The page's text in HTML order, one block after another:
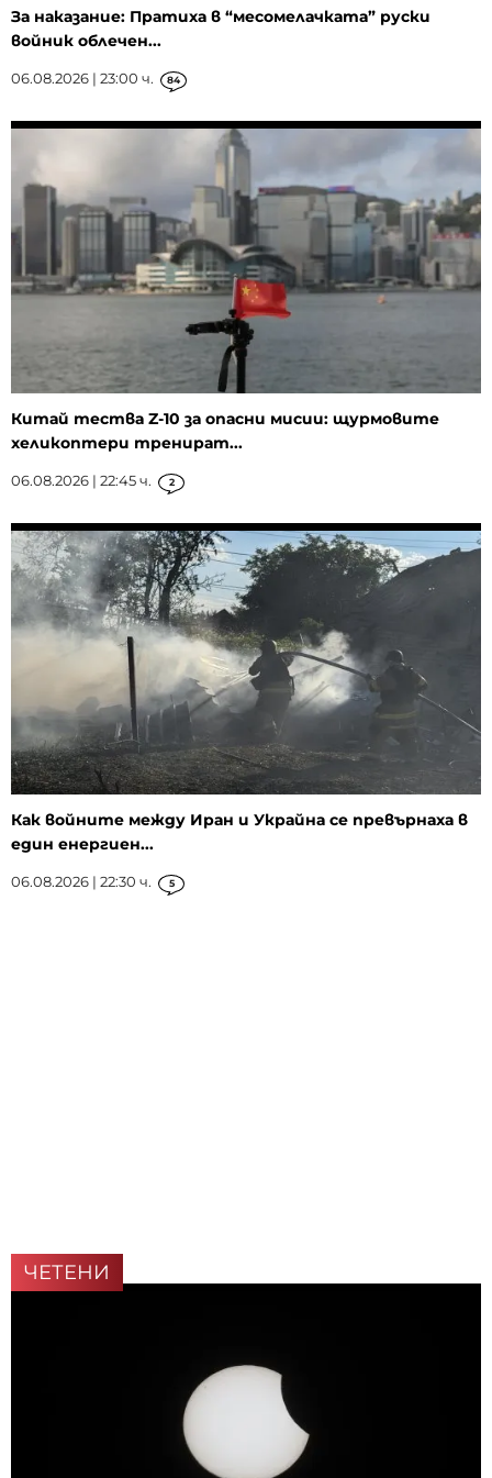
За наказание: Пратиха в “месомелачката” руски
войник облечен...
06.08.2026 | 23:00 ч. 84
Китай тества Z-10 за опасни мисии: щурмовите
хеликоптери тренират...
06.08.2026 | 22:45 ч. 2
Как войните между Иран и Украйна се превърнаха в
един енергиен...
06.08.2026 | 22:30 ч. 5
ЧЕТЕНИ